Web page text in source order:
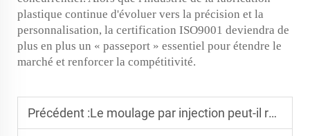
plastique continue d'évoluer vers la précision et la
personnalisation, la certification ISO9001 deviendra de
plus en plus un « passeport » essentiel pour étendre le
marché et renforcer la compétitivité.
Précédent :Le moulage par injection peut-il réduire les coûts de production ?